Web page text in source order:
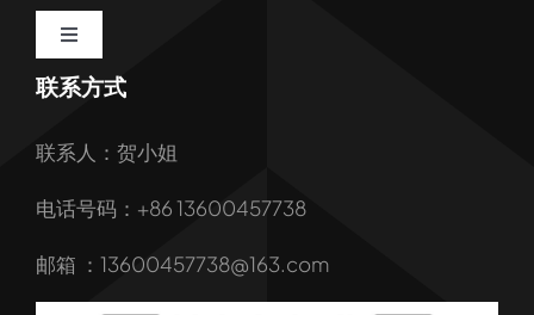
Toggle
Navigation
首页
我们的服务
联系方式
联系人：贺小姐
电话号码：+86 13600457738
邮箱 ：13600457738@163.com